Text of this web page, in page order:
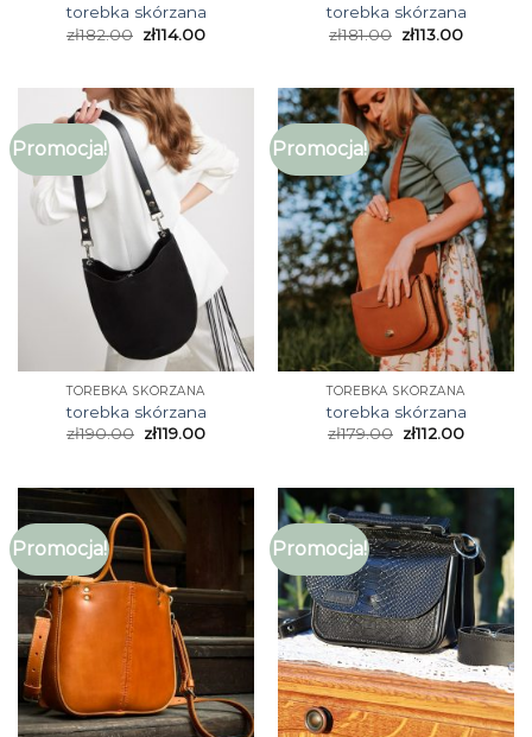
torebka skórzana
zł182.00 zł114.00
torebka skórzana
zł181.00 zł113.00
Promocja!
TOREBKA SKÓRZANA
torebka skórzana
zł190.00 zł119.00
Promocja!
TOREBKA SKÓRZANA
torebka skórzana
zł179.00 zł112.00
Promocja! Promocja!